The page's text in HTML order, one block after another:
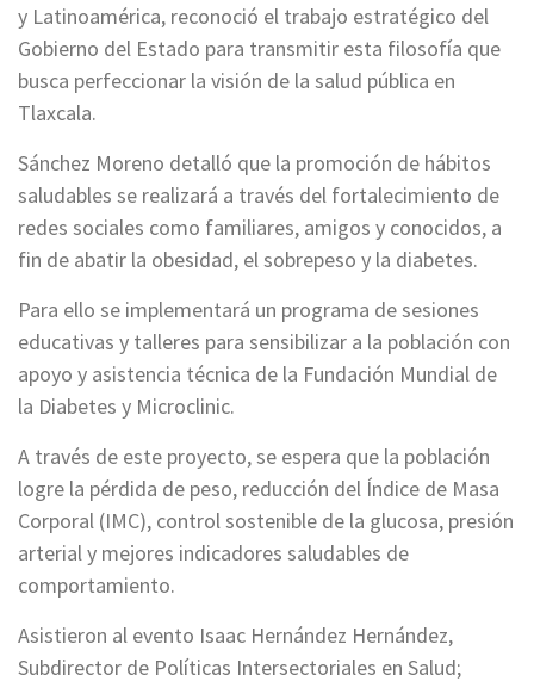
y Latinoamérica, reconoció el trabajo estratégico del
Gobierno del Estado para transmitir esta filosofía que
busca perfeccionar la visión de la salud pública en
Tlaxcala.
Sánchez Moreno detalló que la promoción de hábitos
saludables se realizará a través del fortalecimiento de
redes sociales como familiares, amigos y conocidos, a
fin de abatir la obesidad, el sobrepeso y la diabetes.
Para ello se implementará un programa de sesiones
educativas y talleres para sensibilizar a la población con
apoyo y asistencia técnica de la Fundación Mundial de
la Diabetes y Microclinic.
A través de este proyecto, se espera que la población
logre la pérdida de peso, reducción del Índice de Masa
Corporal (IMC), control sostenible de la glucosa, presión
arterial y mejores indicadores saludables de
comportamiento.
Asistieron al evento Isaac Hernández Hernández,
Subdirector de Políticas Intersectoriales en Salud;